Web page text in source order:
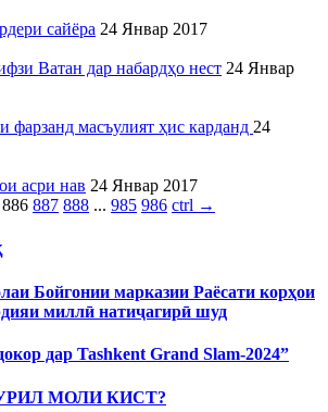
сайёра 24 Январ 2017
Ватан дар набардҳо нест 24 Январ
фарзанд масъулият ҳис карданд 24
асри нав 24 Январ 2017
886 887 888 ... 985 986 ctrl →
Бойгонии марказии Раёсати корҳои
миллӣ натиҷагирӣ шуд
дар Tashkent Grand Slam-2024”
МОЛИ КИСТ?